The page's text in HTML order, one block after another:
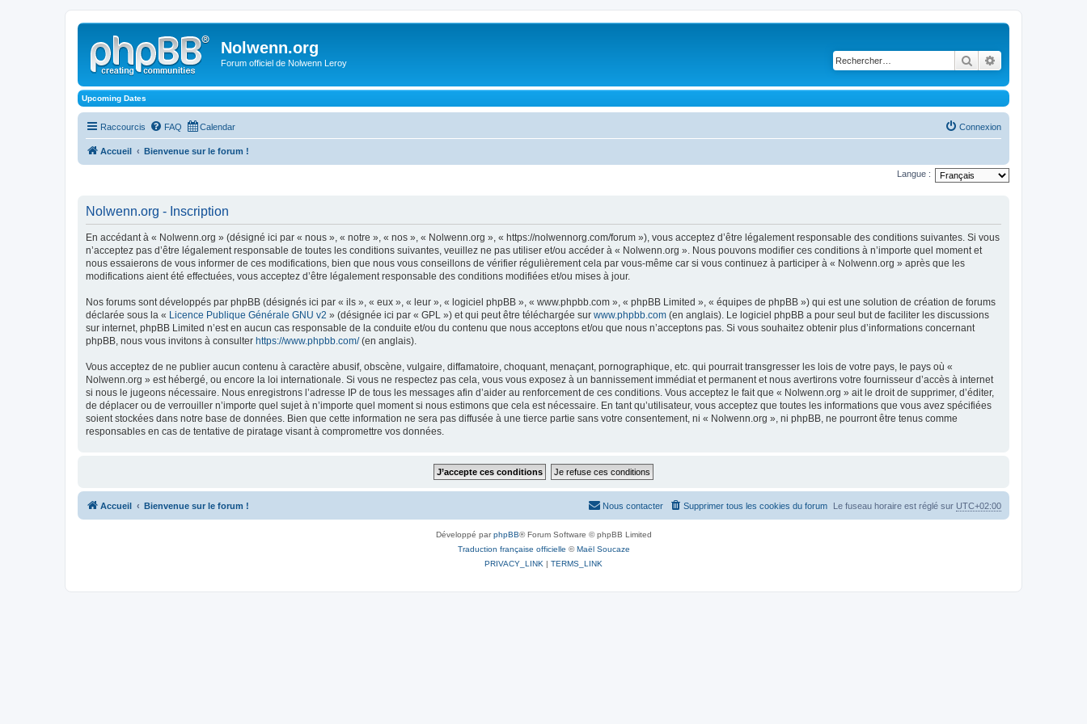
Nolwenn.org
Forum officiel de Nolwenn Leroy Rechercher
Upcoming Dates
Raccourcis FAQ Calendar Connexion
Accueil Bienvenue sur le forum !
Langue :
Nolwenn.org - Inscription
En accédant à « Nolwenn.org » (désigné ici par « nous », « notre », « nos », « Nolwenn.org », « https://nolwennorg.com/forum »), vous acceptez d’être légalement responsable des conditions suivantes. Si vous
n’acceptez pas d’être légalement responsable de toutes les conditions suivantes, veuillez ne pas utiliser et/ou accéder à « Nolwenn.org ». Nous pouvons modifier ces conditions à n’importe quel moment et
nous essaierons de vous informer de ces modifications, bien que nous vous conseillons de vérifier régulièrement cela par vous-même car si vous continuez à participer à « Nolwenn.org » après que les
modifications aient été effectuées, vous acceptez d’être légalement responsable des conditions modifiées et/ou mises à jour.
Nos forums sont développés par phpBB (désignés ici par « ils », « eux », « leur », « logiciel phpBB », « www.phpbb.com », « phpBB Limited », « équipes de phpBB ») qui est une solution de création de forums
déclarée sous la « Licence Publique Générale GNU v2 » (désignée ici par « GPL ») et qui peut être téléchargée sur www.phpbb.com (en anglais). Le logiciel phpBB a pour seul but de faciliter les discussions
sur internet, phpBB Limited n’est en aucun cas responsable de la conduite et/ou du contenu que nous acceptons et/ou que nous n’acceptons pas. Si vous souhaitez obtenir plus d’informations concernant
phpBB, nous vous invitons à consulter https://www.phpbb.com/(en anglais).
Vous acceptez de ne publier aucun contenu à caractère abusif, obscène, vulgaire, diffamatoire, choquant, menaçant, pornographique, etc. qui pourrait transgresser les lois de votre pays, le pays où «
Nolwenn.org » est hébergé, ou encore la loi internationale. Si vous ne respectez pas cela, vous vous exposez à un bannissement immédiat et permanent et nous avertirons votre fournisseur d’accès à internet
si nous le jugeons nécessaire. Nous enregistrons l’adresse IP de tous les messages afin d’aider au renforcement de ces conditions. Vous acceptez le fait que « Nolwenn.org » ait le droit de supprimer, d’éditer,
de déplacer ou de verrouiller n’importe quel sujet à n’importe quel moment si nous estimons que cela est nécessaire. En tant qu’utilisateur, vous acceptez que toutes les informations que vous avez spécifiées
soient stockées dans notre base de données. Bien que cette information ne sera pas diffusée à une tierce partie sans votre consentement, ni « Nolwenn.org », ni phpBB, ne pourront être tenus comme
responsables en cas de tentative de piratage visant à compromettre vos données.
Accueil Bienvenue sur le forum ! Le fuseau horaire est réglé sur UTC+02:00
Supprimer tous les cookies du forum
Nous contacter
Développé parphpBB® Forum Software © phpBB Limited
Traduction française officielle ©Maël Soucaze
PRIVACY_LINK | TERMS_LINK